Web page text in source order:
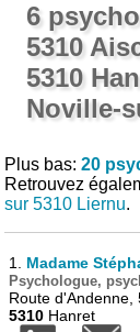
6
5310
5310
Noville-
Plus bas:20
Retrouvez
sur 5310 Liernu.
1. Madame
Psychologue,
Route d'Andenne,
5310 Hanret